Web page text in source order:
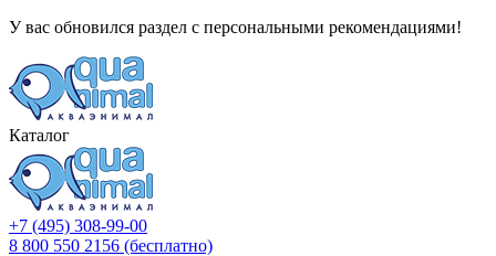
У вас обновился раздел с персональными рекомендациями!
Каталог
+7 (495) 308-99-00
8 800 550 2156 (бесплатно)